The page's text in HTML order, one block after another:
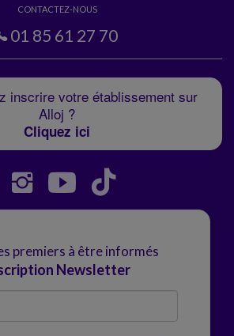
CONTACTEZ-NOUS
01 85 61 27 70
inscrire votre établissement sur
Alloj ?
Cliquez ici
premiers à être informés
Newsletter